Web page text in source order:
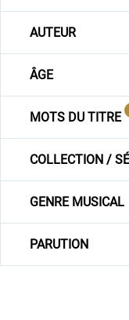
AUTEUR
ÂGE
MOTS DU TITRE
COLLECTION /
GENRE MUSICAL
PARUTION